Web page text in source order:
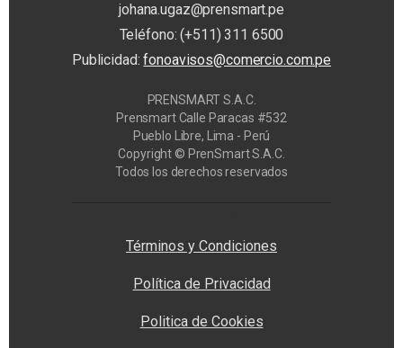
johana.ugaz@prensmart.pe
Teléfono: (+511) 311 6500
Publicidad:fonoavisos@comercio.com.pe
PRENSMART S.A.C.
Prensmart Calle Paracas #532
Pueblo Libre, Lima - Perú
Copyright © PrenSmart S.A.C.
Todos los derechos reservados
Términos y Condiciones
Política de Privacidad
Politica de Cookies